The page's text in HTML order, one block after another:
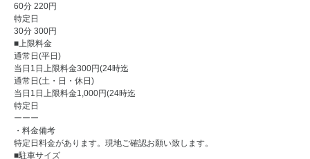
60分 220円
特定日
30分 300円
■上限料金
通常日(平日)
当日1日上限料金300円(24時迄
通常日(土・日・休日)
当日1日上限料金1,000円(24時迄
特定日
ーーー
・料金備考
特定日料金があります。現地ご確認お願い致します。
■駐車サイズ